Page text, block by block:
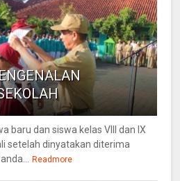
baru dan siswa kelas VIII dan IX
setelah dinyatakan diterima
Readmore